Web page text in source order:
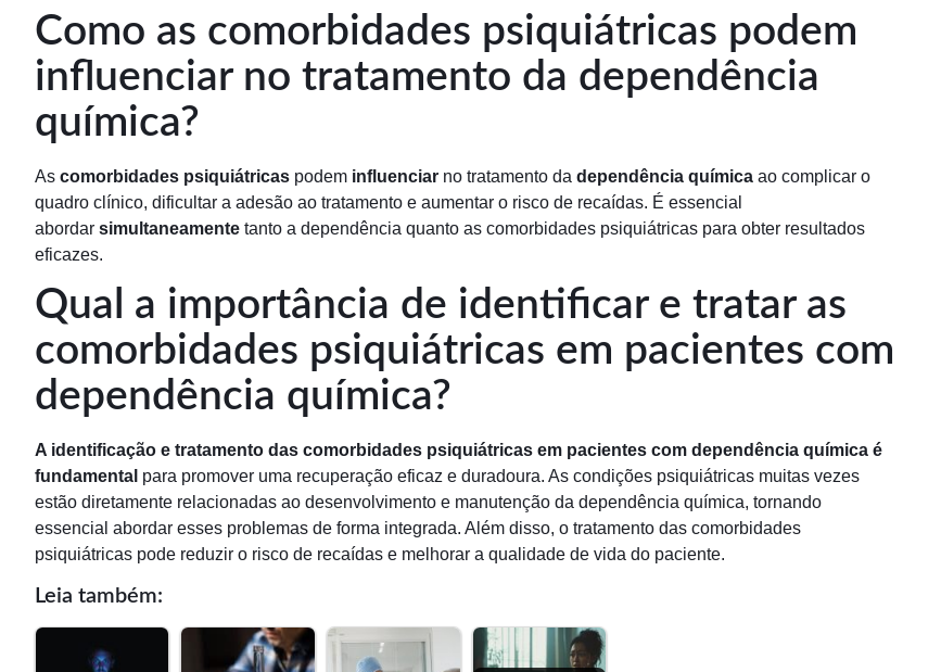
Como as comorbidades psiquiátricas podem
influenciar no tratamento da dependência
química?
As comorbidades psiquiátricas podem influenciar no tratamento da dependência química ao complicar o
quadro clínico, dificultar a adesão ao tratamento e aumentar o risco de recaídas. É essencial
abordar simultaneamente tanto a dependência quanto as comorbidades psiquiátricas para obter resultados
eficazes.
Qual a importância de identificar e tratar as
comorbidades psiquiátricas em pacientes com
dependência química?
A identificação e tratamento das comorbidades psiquiátricas em pacientes com dependência química é
fundamental para promover uma recuperação eficaz e duradoura. As condições psiquiátricas muitas vezes
estão diretamente relacionadas ao desenvolvimento e manutenção da dependência química, tornando
essencial abordar esses problemas de forma integrada. Além disso, o tratamento das comorbidades
psiquiátricas pode reduzir o risco de recaídas e melhorar a qualidade de vida do paciente.
Leia também: